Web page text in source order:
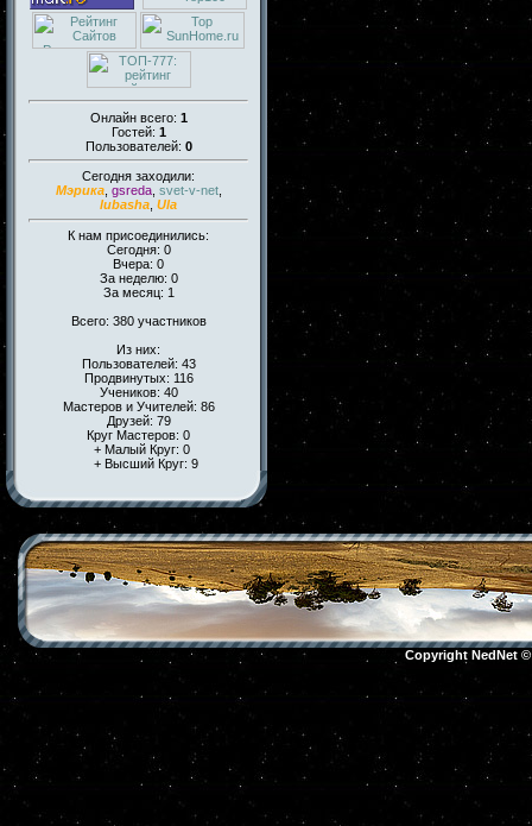
Онлайн всего: 1
Гостей: 1
Пользователей: 0
Сегодня заходили:
Мэрика, gsreda, svet-v-net,
lubasha Ula
К нам присоединились:
Сегодня: 0
Вчера: 0
За неделю: 0
За месяц: 1
Всего: 380 участников
Из них:
Пользователей: 43
Продвинутых: 116
Учеников: 40
Мастеров и Учителей: 86
Друзей: 79
Круг Мастеров: 0
+ Малый Круг: 0
+ Высший Круг: 9
Copyright NedNet